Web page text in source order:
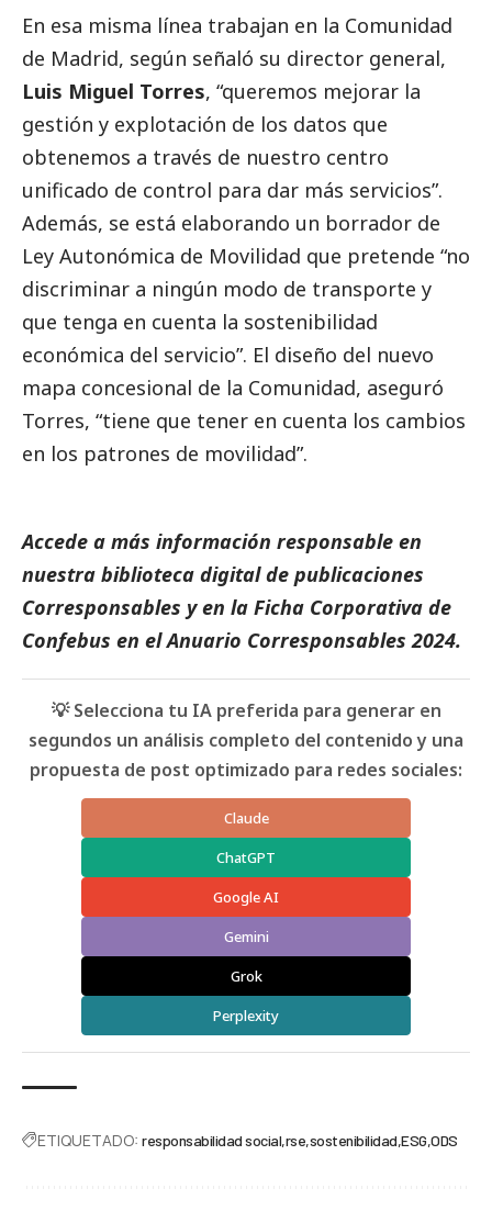
En esa misma línea trabajan en la Comunidad
de Madrid, según señaló su director general,
Luis Miguel Torres, “queremos mejorar la
gestión y explotación de los datos que
obtenemos a través de nuestro centro
unificado de control para dar más servicios”.
Además, se está elaborando un borrador de
Ley Autonómica de Movilidad que pretende “no
discriminar a ningún modo de transporte y
que tenga en cuenta la sostenibilidad
económica del servicio”. El diseño del nuevo
mapa concesional de la Comunidad, aseguró
Torres, “tiene que tener en cuenta los cambios
en los patrones de movilidad”.
Accede a más información responsable en
nuestra biblioteca digital de publicaciones
Corresponsables y en la Ficha Corporativa de
Confebus en elAnuario Corresponsables 2024.
💡 Selecciona tu IA preferida para generar en
segundos un análisis completo del contenido y una
propuesta de post optimizado para redes sociales:
Claude
ChatGPT
Google AI
Gemini
Grok
Perplexity
ETIQUETADO: responsabilidad social rse sostenibilidad ESG ODS